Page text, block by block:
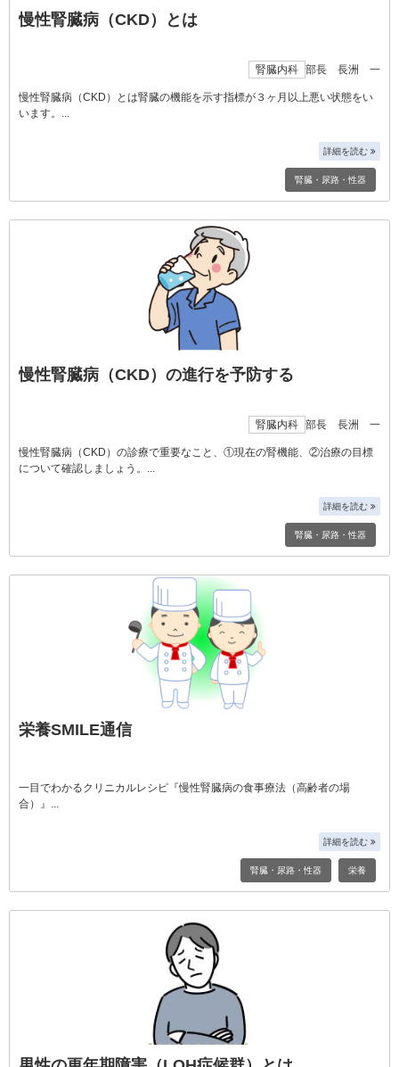
慢性腎臓病（CKD）とは
腎臓内科 部長 長洲 一
慢性腎臓病（CKD）とは腎臓の機能を示す指標が３ヶ月以上悪い状態をい
います。
詳細を読む
腎臓・尿路・性器
慢性腎臓病（CKD）の進行を予防する
腎臓内科 部長 長洲 一
慢性腎臓病（CKD）の診療で重要なこと、①現在の腎機能、②治療の目標
について確認しましょう。
詳細を読む
腎臓・尿路・性器
栄養SMILE通信
一目でわかるクリニカルレシピ『慢性腎臓病の食事療法（高齢者の場
合）』
詳細を読む
腎臓・尿路・性器 栄養